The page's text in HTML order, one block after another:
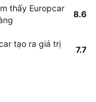
thấy Europcar
8.6
tạo ra giá trị
7.7